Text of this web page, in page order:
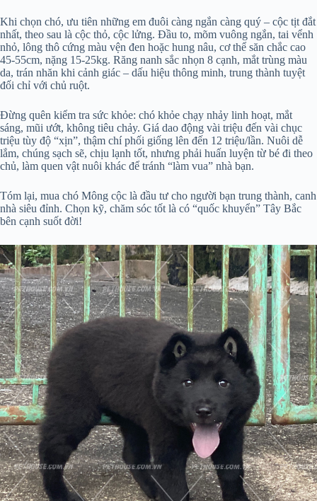
Khi chọn chó, ưu tiên những em đuôi càng ngắn càng quý – cộc tịt đắt
nhất, theo sau là cộc thỏ, cộc lửng. Đầu to, mõm vuông ngắn, tai vểnh
nhỏ, lông thô cứng màu vện đen hoặc hung nâu, cơ thể săn chắc cao
45-55cm, nặng 15-25kg. Răng nanh sắc nhọn 8 cạnh, mắt trùng màu
da, trán nhăn khi cảnh giác – dấu hiệu thông minh, trung thành tuyệt
đối chỉ với chủ ruột.
Đừng quên kiểm tra sức khỏe: chó khỏe chạy nhảy linh hoạt, mắt
sáng, mũi ướt, không tiêu chảy. Giá dao động vài triệu đến vài chục
triệu tùy độ “xịn”, thậm chí phối giống lên đến 12 triệu/lần. Nuôi dễ
lắm, chúng sạch sẽ, chịu lạnh tốt, nhưng phải huấn luyện từ bé đi theo
chủ, làm quen vật nuôi khác để tránh “làm vua” nhà bạn.
Tóm lại, mua chó Mông cộc là đầu tư cho người bạn trung thành, canh
nhà siêu đỉnh. Chọn kỹ, chăm sóc tốt là có “quốc khuyển” Tây Bắc
bên cạnh suốt đời!